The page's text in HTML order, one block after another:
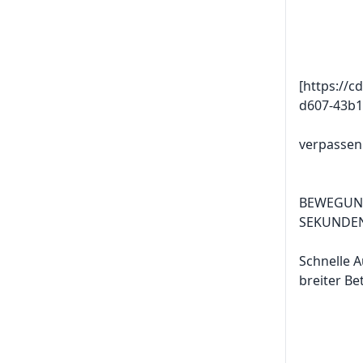
[https://
d607-
Schnelle
breiter